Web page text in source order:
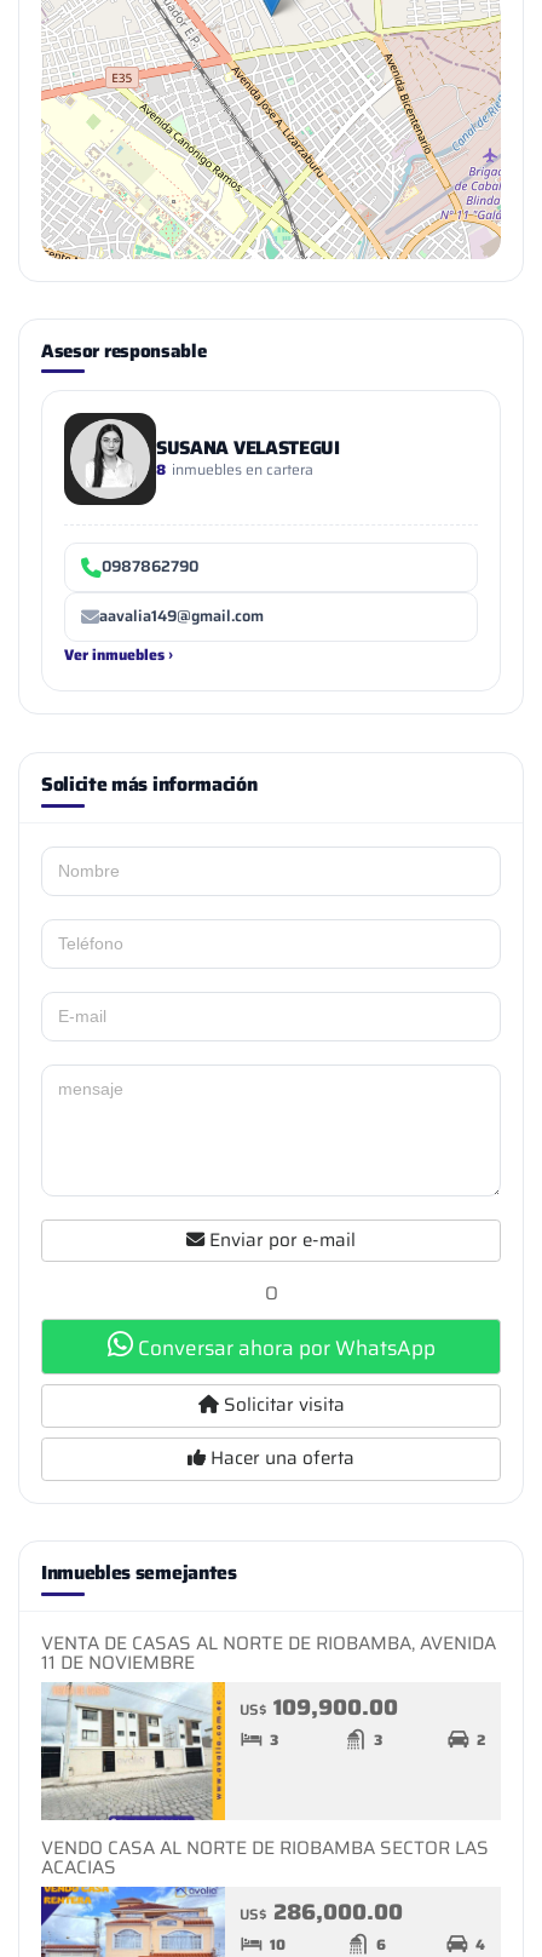
Asesor responsable
SUSANA VELASTEGUI
8 inmuebles en cartera
0987862790
aavalia149@gmail.com
Ver inmuebles ›
Solicite más información
Enviar por e-mail
O
Conversar ahora por WhatsApp
Solicitar visita
Hacer una oferta
Inmuebles semejantes
VENTA DE CASAS AL NORTE DE RIOBAMBA, AVENIDA
11 DE NOVIEMBRE
US$ 109,900.00
3 3 2
VENDO CASA AL NORTE DE RIOBAMBA SECTOR LAS
ACACIAS
US$ 286,000.00
10 6 4